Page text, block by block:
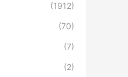
(1912)
(70)
(7)
(2)